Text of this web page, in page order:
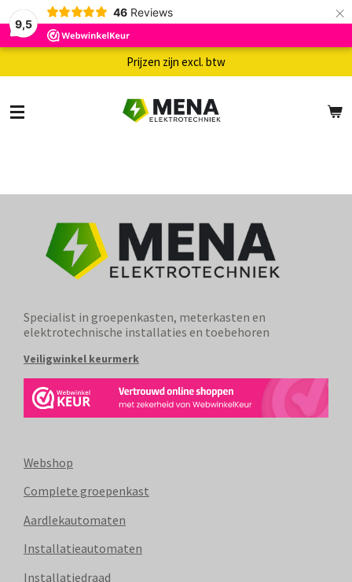
9,5
46 Reviews ×
Prijzen zijn excl. btw
Specialist in groepenkasten, meterkasten en
elektrotechnische installaties en toebehoren
Veiligwinkel keurmerk
Webshop
Complete groepenkast
Aardlekautomaten
Installatieautomaten
Installatiedraad